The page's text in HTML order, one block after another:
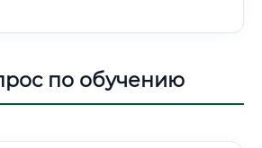
по обучению